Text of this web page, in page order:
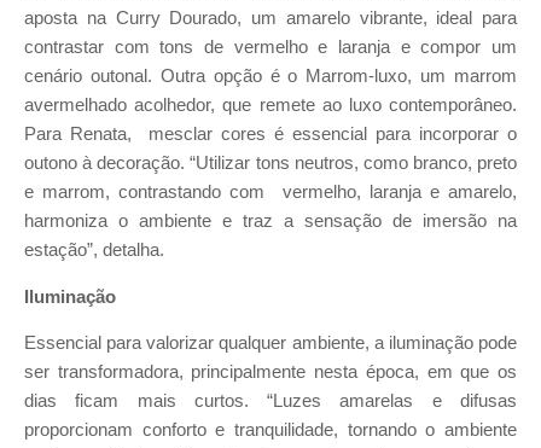
aposta na Curry Dourado, um amarelo vibrante, ideal para
contrastar com tons de vermelho e laranja e compor um
cenário outonal. Outra opção é o Marrom-luxo, um marrom
avermelhado acolhedor, que remete ao luxo contemporâneo.
Para Renata, mesclar cores é essencial para incorporar o
outono à decoração. “Utilizar tons neutros, como branco, preto
e marrom, contrastando com vermelho, laranja e amarelo,
harmoniza o ambiente e traz a sensação de imersão na
estação”, detalha.
Iluminação
Essencial para valorizar qualquer ambiente, a iluminação pode
ser transformadora, principalmente nesta época, em que os
dias ficam mais curtos. “Luzes amarelas e difusas
proporcionam conforto e tranquilidade, tornando o ambiente